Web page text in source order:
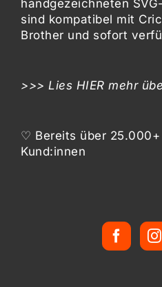
handgezeichneten
sind kompatibel mit
Brother und sofort
>>> Lies HIER mehr
♡ Bereits über 25.000+
Kund:innen